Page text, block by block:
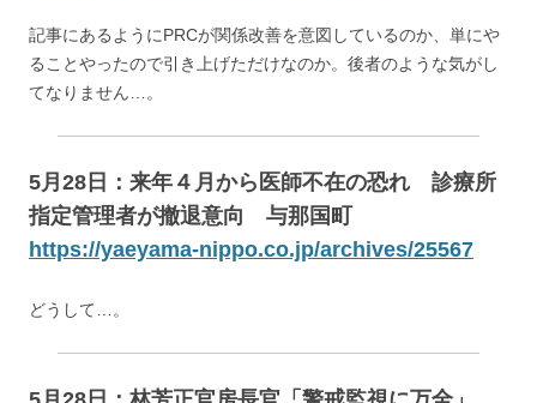
記事にあるようにPRCが関係改善を意図しているのか、単にや
ることやったので引き上げただけなのか。後者のような気がし
てなりません…。
5月28日：来年４月から医師不在の恐れ 診療所
指定管理者が撤退意向 与那国町
https://yaeyama-nippo.co.jp/archives/25567
どうして…。